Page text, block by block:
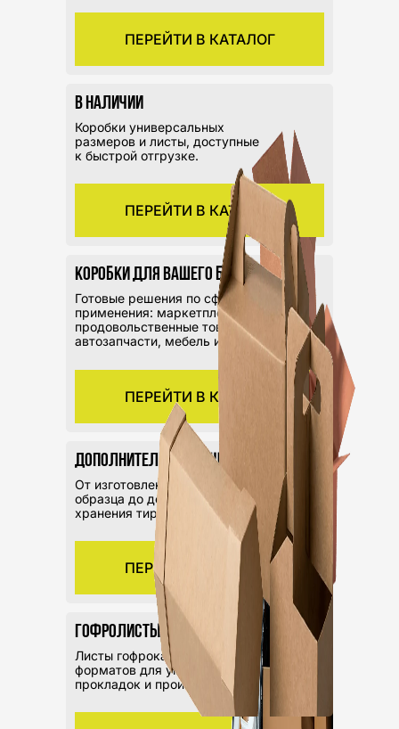
Листы гофрокартона разных
форматов для упаковки,
прокладок и производства.
Гофролисты
От изготовления тестового
образца до доставки или
хранения тиража
Дополнительные решения
ПЕРЕЙТИ В КАТАЛОГ
Готовые решения по сферам
применения: маркетплейсы,
продовольственные товары,
автозапчасти, мебель и др.
Коробки для вашего бизнеса
ПЕРЕЙТИ В КАТАЛОГ
ПЕРЕЙТИ В КАТАЛОГ
Коробки универсальных
размеров и листы, доступные
к быстрой отгрузке.
В наличии
ПЕРЕЙТИ В КАТАЛОГ